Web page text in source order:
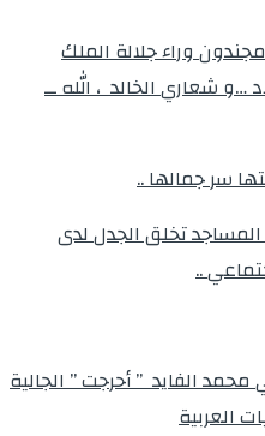
وراء جلالة الملك
شعاري الخالد ، الله ــ
سر جمالها ..
تخلق الجدل لدى
..
الفايد ” أحرجت ” الجالية
العربية